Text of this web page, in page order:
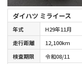
ダイハツ ミライース
年式
H29年11月
走行距離
12,100km
検査期限
令和08/11